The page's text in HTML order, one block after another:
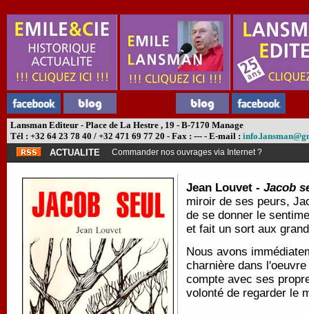
Lansman Editeur - Place de La Hestre , 19 - B-7170 Manage
Tél : +32 64 23 78 40 / +32 471 69 77 20 - Fax : --- - E-mail :
ACTUALITE
Commander nos ouvrages via Internet ?
Jean Louvet - Jacob
miroir de ses peurs,
de se donner le
et fait un sort aux
Nous avons
charnière dans
compte avec ses
volonté de regarder le